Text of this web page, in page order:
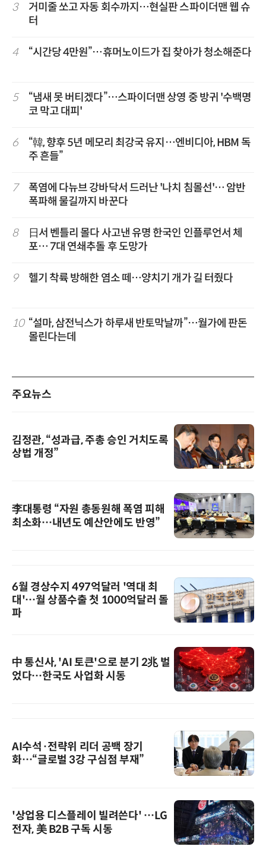
3
거미줄 쏘고 자동 회수까지…현실판 스파이더맨 웹 슈
터
4 “시간당 4만원”…휴머노이드가 집 찾아가 청소해준다
5
“냄새 못 버티겠다”…스파이더맨 상영 중 방귀 '수백명
코 막고 대피'
6
“韓, 향후 5년 메모리 최강국 유지…엔비디아, HBM 독
주 흔들”
7
폭염에 다뉴브 강바닥서 드러난 '나치 침몰선'… 암반
폭파해 물길까지 바꾼다
8
日서 벤틀리 몰다 사고낸 유명 한국인 인플루언서 체
포… 7대 연쇄추돌 후 도망가
9 헬기 착륙 방해한 염소 떼…양치기 개가 길 터줬다
10 “설마, 삼전닉스가 하루새 반토막날까”…월가에 판돈
몰린다는데
주요뉴스
김정관, “성과급, 주총 승인 거치도록
상법 개정”
李대통령 “자원 총동원해 폭염 피해
최소화…내년도 예산안에도 반영”
6월 경상수지 497억달러 '역대 최
대'…월 상품수출 첫 1000억달러 돌
파
中 통신사, 'AI 토큰'으로 분기 2兆 벌
었다…한국도 사업화 시동
AI수석·전략위 리더 공백 장기
화…“글로벌 3강 구심점 부재”
'상업용 디스플레이 빌려쓴다' …LG
전자, 美 B2B 구독 시동